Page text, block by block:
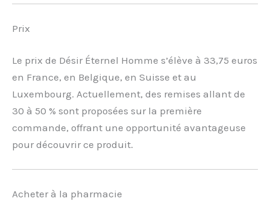
Prix
Le prix de Désir Éternel Homme s’élève à 33,75 euros
en France, en Belgique, en Suisse et au
Luxembourg. Actuellement, des remises allant de
30 à 50 % sont proposées sur la première
commande, offrant une opportunité avantageuse
pour découvrir ce produit.
Acheter à la pharmacie